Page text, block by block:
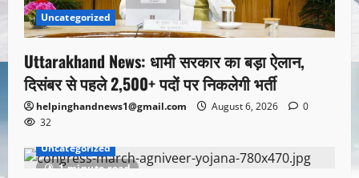
Uncategorized
Uttarakhand News: धामी सरकार का बड़ा ऐलान,
दिसंबर से पहले 2,500+ पदों पर निकलेगी भर्ती
helpinghandnews1@gmail.com August 6, 2026
0
32
1 minute read
Uncategorized